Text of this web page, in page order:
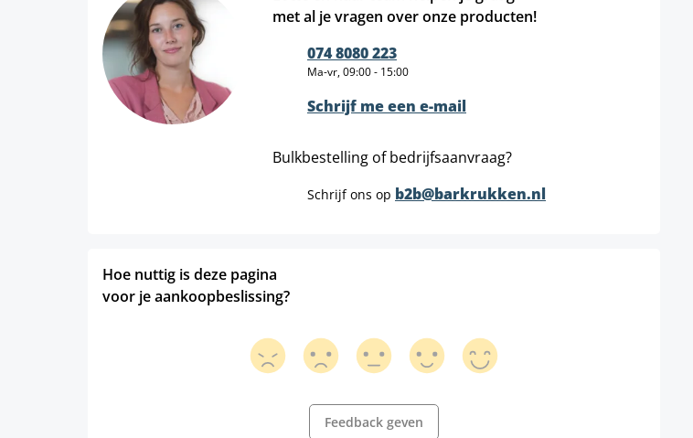
met al je vragen over onze producten!
074 8080 223
Ma-vr, 09:00 - 15:00
Schrijf me een e-mail
Bulkbestelling of bedrijfsaanvraag?
Schrijf ons op b2b@barkrukken.nl
Hoe nuttig is deze pagina
voor je aankoopbeslissing?
Feedback geven